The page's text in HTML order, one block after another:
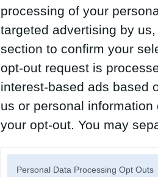
processing of your
targeted advertising by
section to confirm your
opt-out request is
interest-based ads based
us or personal
your opt-out. You may
Personal Data Processing Opt Outs